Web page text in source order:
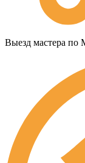
Выезд мастера по